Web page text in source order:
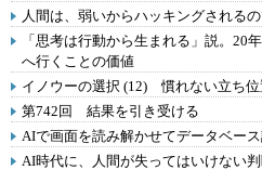
人間は、弱いからハッキングされる
「思考は行動から生まれる」説。20
へ行くことの価値
イノウーの選択 (12) 慣れない立ち位
第742回 結果を引き受ける
AIで画面を読み解かせてデータベー
AI時代に、人間が失ってはいけない